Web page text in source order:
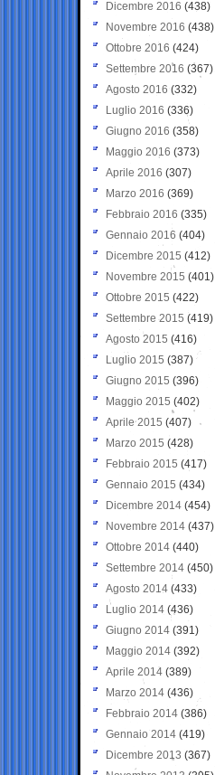
Dicembre 2016 (438)
Novembre 2016 (438)
Ottobre 2016 (424)
Settembre 2016 (367)
Agosto 2016 (332)
Luglio 2016 (336)
Giugno 2016 (358)
Maggio 2016 (373)
Aprile 2016 (307)
Marzo 2016 (369)
Febbraio 2016 (335)
Gennaio 2016 (404)
Dicembre 2015 (412)
Novembre 2015 (401)
Ottobre 2015 (422)
Settembre 2015 (419)
Agosto 2015 (416)
Luglio 2015 (387)
Giugno 2015 (396)
Maggio 2015 (402)
Aprile 2015 (407)
Marzo 2015 (428)
Febbraio 2015 (417)
Gennaio 2015 (434)
Dicembre 2014 (454)
Novembre 2014 (437)
Ottobre 2014 (440)
Settembre 2014 (450)
Agosto 2014 (433)
Luglio 2014 (436)
Giugno 2014 (391)
Maggio 2014 (392)
Aprile 2014 (389)
Marzo 2014 (436)
Febbraio 2014 (386)
Gennaio 2014 (419)
Dicembre 2013 (367)